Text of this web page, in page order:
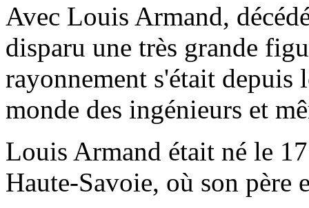
Avec Louis Armand,
disparu une très grande
rayonnement s'était depuis
monde des ingénieurs et
Louis Armand était né le
Haute-Savoie, où son père